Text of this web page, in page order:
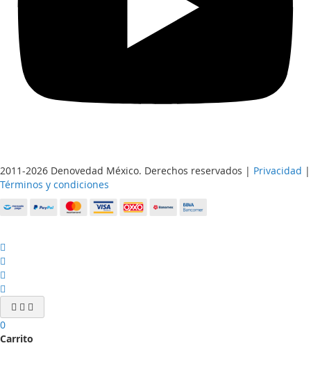
2011-2026 Denovedad México. Derechos reservados | Privacidad |
Términos y condiciones
0
Carrito